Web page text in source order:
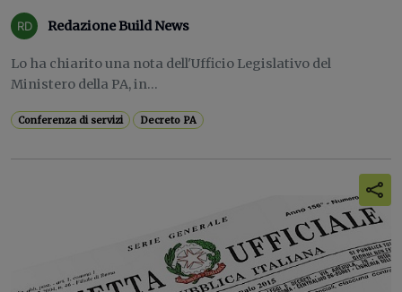
Redazione Build News
Lo ha chiarito una nota dell'Ufficio Legislativo del
Ministero della PA, in...
Conferenza di servizi Decreto PA